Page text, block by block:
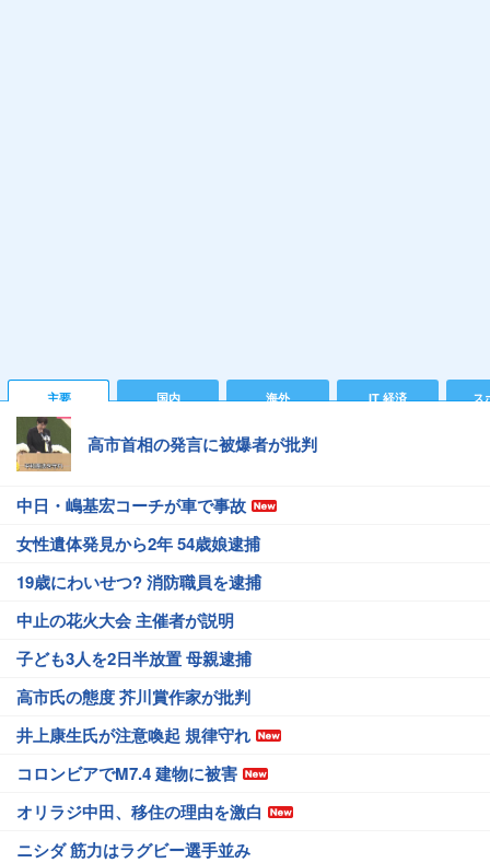
主要 国内 海外 IT 経済 ス
高市首相の発言に被爆者が批判
中日・嶋基宏コーチが車で事故
女性遺体発見から2年 54歳娘逮捕
19歳にわいせつ? 消防職員を逮捕
中止の花火大会 主催者が説明
子ども3人を2日半放置 母親逮捕
高市氏の態度 芥川賞作家が批判
井上康生氏が注意喚起 規律守れ
コロンビアでM7.4 建物に被害
オリラジ中田、移住の理由を激白
ニシダ 筋力はラグビー選手並み